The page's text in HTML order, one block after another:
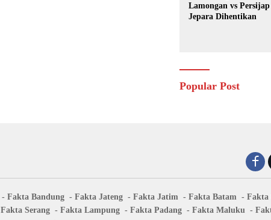
Lamongan vs Persijap
Jepara Dihentikan
Popular Post
Fakta Bandung Fakta Jateng Fakta Jatim Fakta Batam Fakta
Fakta Serang Fakta Lampung Fakta Padang Fakta Maluku